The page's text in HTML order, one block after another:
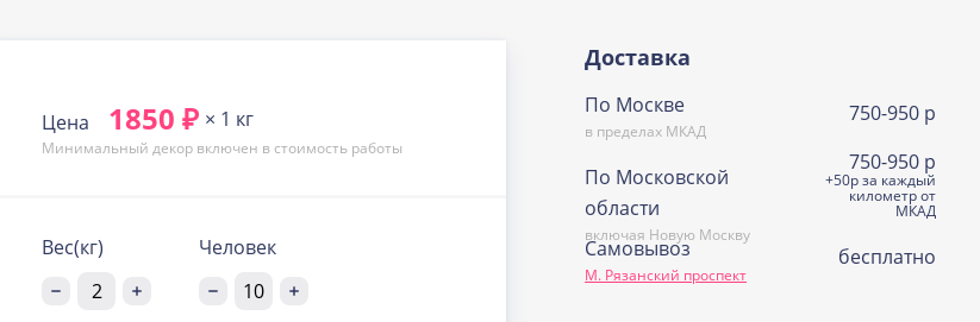
Цена 1850 ₽ × 1 кг
Минимальный декор включен в стоимость работы
Вес(кг) Человек
Доставка
По Москве
в пределах МКАД
750-950 р
По Московской
области
включая Новую Москву
750-950 р
+50р за каждый
километр от
МКАД
Самовывоз
М. Рязанский проспект
бесплатно